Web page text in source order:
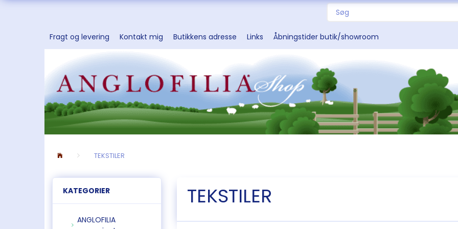
Fragt og levering Kontakt mig Butikkens adresse Links Åbningstider butik/showroom
TEKSTILER
KATEGORIER
ANGLOFILIA
TEKSTILER